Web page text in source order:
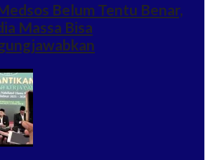
Belum Tentu Benar,
Massa Bisa